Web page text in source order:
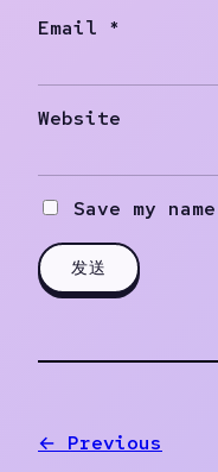
Email *
Website
Save my
← Previous